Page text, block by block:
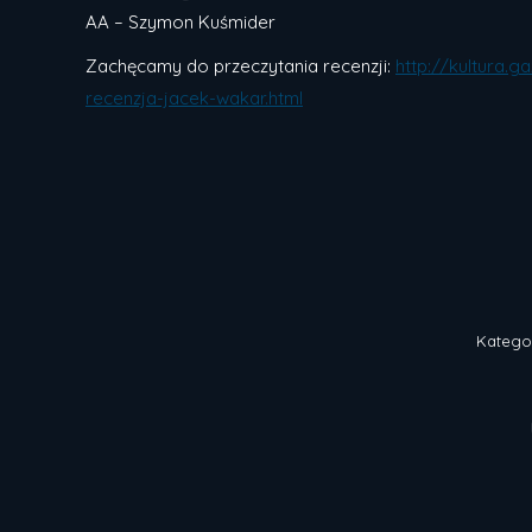
AA – Szymon Kuśmider
Zachęcamy do przeczytania recenzji: http://
recenzja-jacek-wakar.html